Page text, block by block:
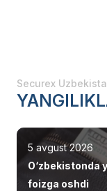
Securex
5 avgust 2026
O‘zbekistonda
foizga oshdi